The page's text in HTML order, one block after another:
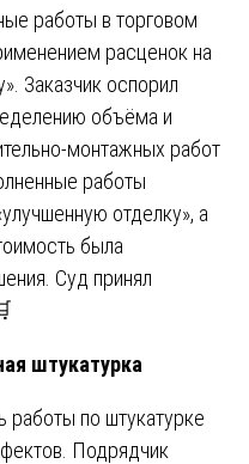
работы в торговом
расценок на
Заказчик оспорил
объёма и
монтажных работ
работы
отделку», а
была
Суд принял
штукатурка
работы по штукатурке
Подрядчик